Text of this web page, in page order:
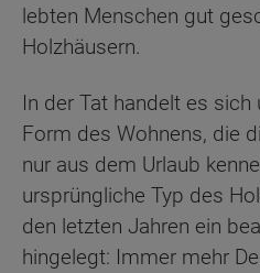
lebten Menschen gut
Holzhäusern.
In der Tat handelt es
Form des Wohnens, die
nur aus dem Urlaub
ursprüngliche Typ des
den letzten Jahren ein
hingelegt: Immer mehr